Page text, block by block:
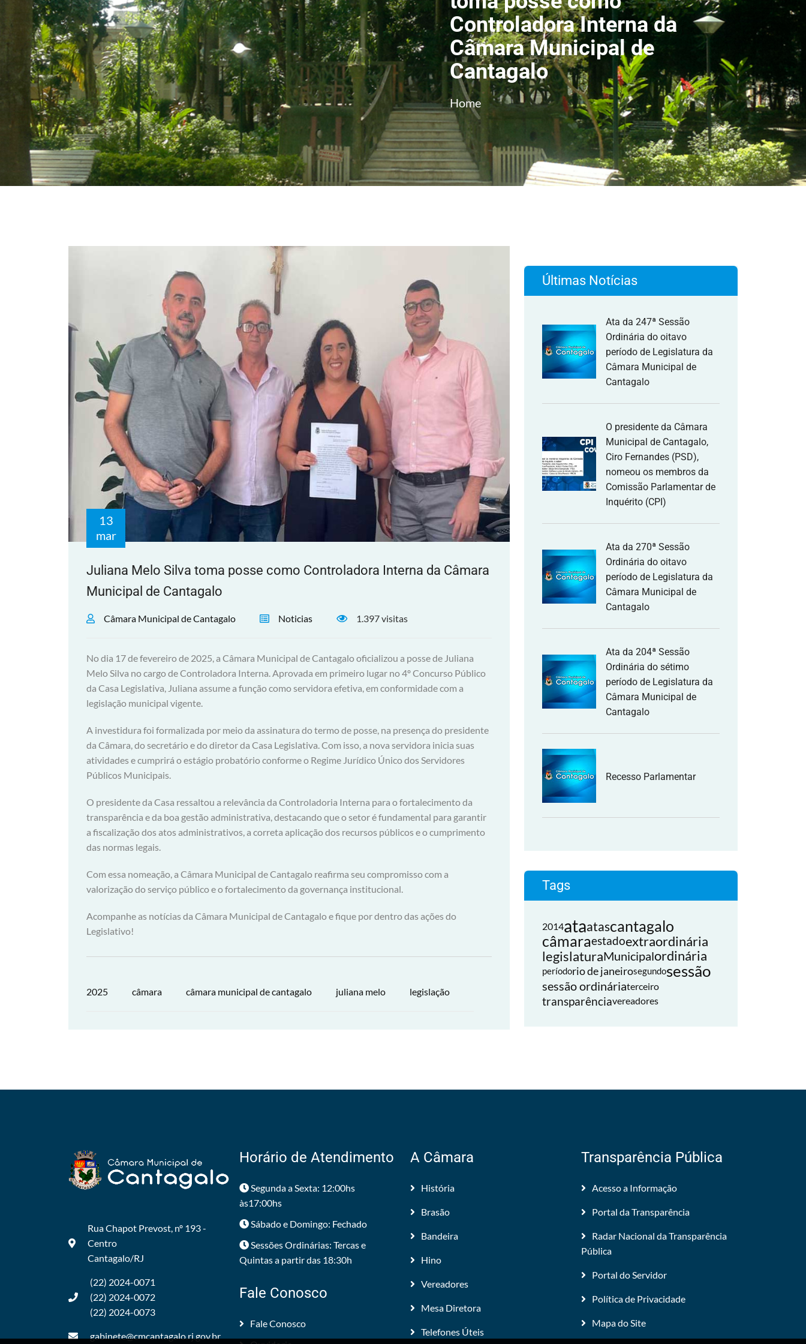
Controladora Interna da
Câmara Municipal de
Cantagalo
Home
13
mar
Juliana Melo Silva toma posse como Controladora Interna da Câmara
Municipal de Cantagalo
Câmara Municipal de Cantagalo Noticias 1.397 visitas
No dia 17 de fevereiro de 2025, a Câmara Municipal de Cantagalo oficializou a posse de Juliana
Melo Silva no cargo de Controladora Interna. Aprovada em primeiro lugar no 4º Concurso Público
da Casa Legislativa, Juliana assume a função como servidora efetiva, em conformidade com a
legislação municipal vigente.
A investidura foi formalizada por meio da assinatura do termo de posse, na presença do presidente
da Câmara, do secretário e do diretor da Casa Legislativa. Com isso, a nova servidora inicia suas
atividades e cumprirá o estágio probatório conforme o Regime Jurídico Único dos Servidores
Públicos Municipais.
O presidente da Casa ressaltou a relevância da Controladoria Interna para o fortalecimento da
transparência e da boa gestão administrativa, destacando que o setor é fundamental para garantir
a fiscalização dos atos administrativos, a correta aplicação dos recursos públicos e o cumprimento
das normas legais.
Com essa nomeação, a Câmara Municipal de Cantagalo reafirma seu compromisso com a
valorização do serviço público e o fortalecimento da governança institucional.
Acompanhe as notícias da Câmara Municipal de Cantagalo e fique por dentro das ações do
Legislativo!
2025 câmara câmara municipal de cantagalo juliana melo legislação
Últimas Notícias
Ata da 247ª Sessão
Ordinária do oitavo
período de Legislatura da
Câmara Municipal de
Cantagalo
O presidente da Câmara
Municipal de Cantagalo,
Ciro Fernandes (PSD),
nomeou os membros da
Comissão Parlamentar de
Inquérito (CPI)
Ata da 270ª Sessão
Ordinária do oitavo
período de Legislatura da
Câmara Municipal de
Cantagalo
Ata da 204ª Sessão
Ordinária do sétimo
período de Legislatura da
Câmara Municipal de
Cantagalo
Recesso Parlamentar
Tags
2014ataatascantagalo
câmaraestadoextraordinária
legislaturaMunicipalordinária
períodorio de janeirosegundosessão
sessão ordináriaterceiro
transparênciavereadores
Rua Chapot Prevost, nº 193 -
Centro
Cantagalo/RJ
(22) 2024-0071
(22) 2024-0072
(22) 2024-0073
gabinete@cmcantagalo.rj.gov.br
Horário de Atendimento
Segunda a Sexta: 12:00hs
às17:00hs
Sábado e Domingo: Fechado
Sessões Ordinárias: Tercas e
Quintas a partir das 18:30h
Fale Conosco
Fale Conosco
A Câmara
História
Brasão
Bandeira
Hino
Vereadores
Mesa Diretora
Telefones Úteis
Transparência Pública
Acesso a Informação
Portal da Transparência
Radar Nacional da Transparência
Pública
Portal do Servidor
Política de Privacidade
Mapa do Site